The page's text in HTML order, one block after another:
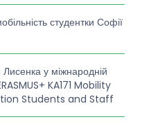
студентки Софії
у міжнародній
KA171 Mobility
Students and Staff